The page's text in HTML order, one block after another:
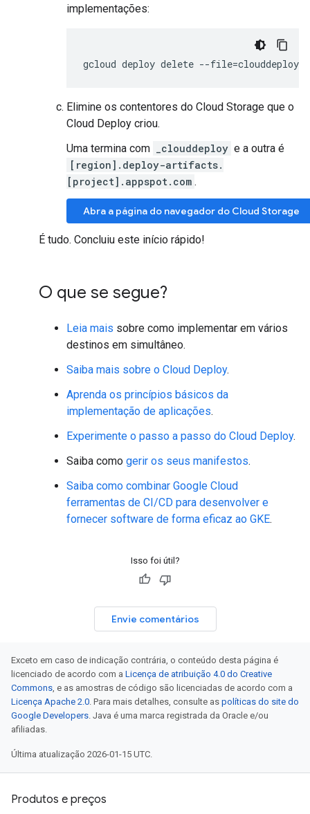
implementações:
gcloud deploy delete --file=clouddeploy
Elimine os contentores do Cloud Storage que o
Cloud Deploy criou.
Uma termina com
_clouddeploy e a outra é
[region].deploy-artifacts.
[project].appspot.com .
Abra a página do navegador do Cloud Storage
É tudo. Concluiu este início rápido!
O que se segue?
Leia mais sobre como implementar em vários
destinos em simultâneo.
Saiba mais sobre o Cloud Deploy.
Aprenda os princípios básicos da
implementação de aplicações.
Experimente o passo a passo do Cloud Deploy.
Saiba como gerir os seus manifestos.
Saiba como combinar Google Cloud
ferramentas de CI/CD para desenvolver e
fornecer software de forma eficaz ao GKE.
Isso foi útil?
Envie comentários
Exceto em caso de indicação contrária, o conteúdo desta página é
licenciado de acordo com a Licença de atribuição 4.0 do Creative
Commons, e as amostras de código são licenciadas de acordo com a
Licença Apache 2.0. Para mais detalhes, consulte as políticas do site do
Google Developers. Java é uma marca registrada da Oracle e/ou
afiliadas.
Última atualização 2026-01-15 UTC.
Produtos e preços